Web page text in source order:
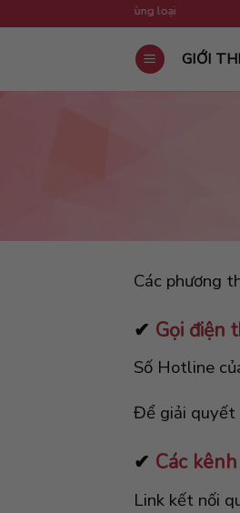
to
5 sản phẩm tặng 1 cùng loại
GIỚI
Các phương
✔ Gọi điện
Số Hotline
Để giải quyết
✔ Các
Link kết nối